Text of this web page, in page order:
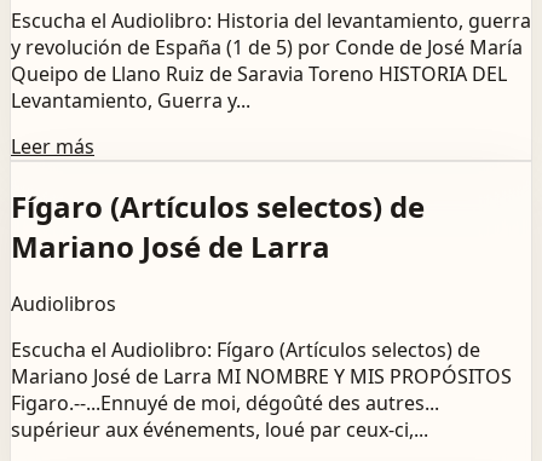
Escucha el Audiolibro: Historia del levantamiento, guerra
y revolución de España (1 de 5) por Conde de José María
Queipo de Llano Ruiz de Saravia Toreno HISTORIA DEL
Levantamiento, Guerra y...
Leer más
Fígaro (Artículos selectos) de
Mariano José de Larra
Audiolibros
Escucha el Audiolibro: Fígaro (Artículos selectos) de
Mariano José de Larra MI NOMBRE Y MIS PROPÓSITOS
Figaro.--...Ennuyé de moi, dégoûté des autres...
supérieur aux événements, loué par ceux-ci,...